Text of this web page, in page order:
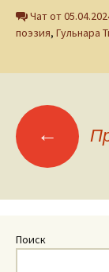
Чат от
поэзия, Гульнара
по
←
Поиск